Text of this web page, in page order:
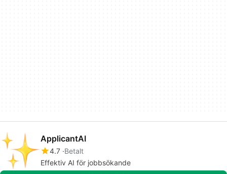
ApplicantAI
4.7 Betalt
Effektiv AI för jobbsökande